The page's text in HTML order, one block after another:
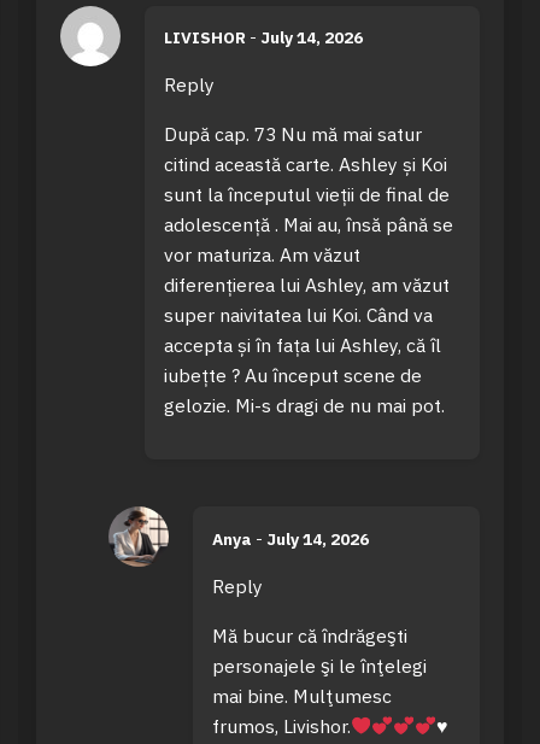
LIVISHOR - July 14, 2026
Reply
După cap. 73 Nu mă mai satur
citind această carte. Ashley și Koi
sunt la începutul vieții de final de
adolescență . Mai au, însă până se
vor maturiza. Am văzut
diferențierea lui Ashley, am văzut
super naivitatea lui Koi. Când va
accepta și în fața lui Ashley, că îl
iubețte ? Au început scene de
gelozie. Mi-s dragi de nu mai pot.
Anya - July 14, 2026
Reply
Mă bucur că îndrăgeşti
personajele şi le înţelegi
mai bine. Mulţumesc
frumos, Livishor.
♥️